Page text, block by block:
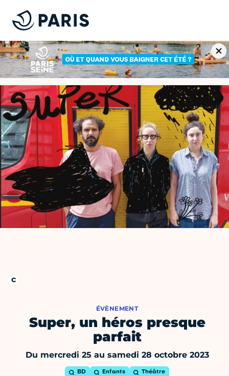
ÉVÈNEMENT
Super, un héros presque
parfait
Du mercredi 25 au samedi 28 octobre 2023
BD Enfants Théâtre